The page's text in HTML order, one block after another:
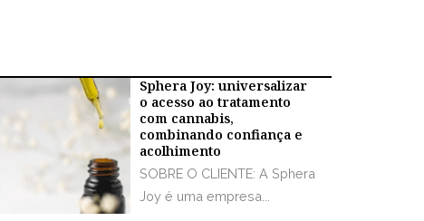
Sphera Joy: universalizar
o acesso ao tratamento
com cannabis,
combinando confiança e
acolhimento
SOBRE O CLIENTE: A Sphera
Joy é uma empresa...